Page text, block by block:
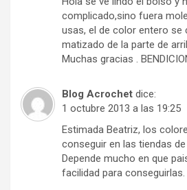
complicado,sino fuera
usas, el de color entero se
matizado de la parte de
Muchas gracias .
Blog Acrochet dice:
1 octubre 2013 a las 19:25
Estimada Beatriz, los
conseguir en las tiendas de
Depende mucho en que
facilidad para conseguirlas.